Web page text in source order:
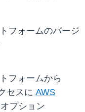
フォームのバージ
フォームから
セスに AWS
プション